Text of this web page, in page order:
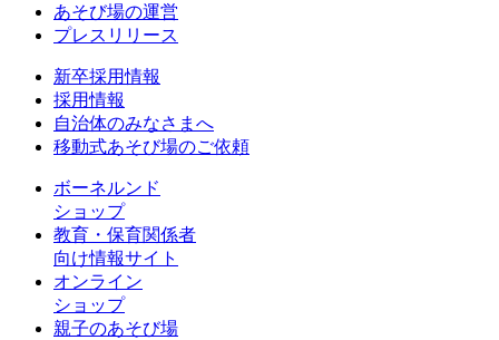
あそび場の運営
プレスリリース
新卒採用情報
採用情報
自治体のみなさまへ
移動式あそび場のご依頼
ボーネルンド
ショップ
教育・保育関係者
向け情報サイト
オンライン
ショップ
親子のあそび場